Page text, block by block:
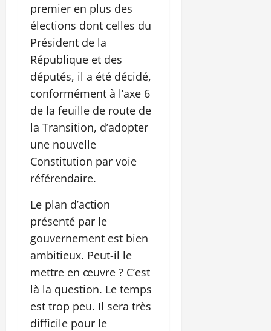
premier en plus des
élections dont celles du
Président de la
République et des
députés, il a été décidé,
conformément à l’axe 6
de la feuille de route de
la Transition, d’adopter
une nouvelle
Constitution par voie
référendaire.
Le plan d’action
présenté par le
gouvernement est bien
ambitieux. Peut-il le
mettre en œuvre ? C’est
là la question. Le temps
est trop peu. Il sera très
difficile pour le